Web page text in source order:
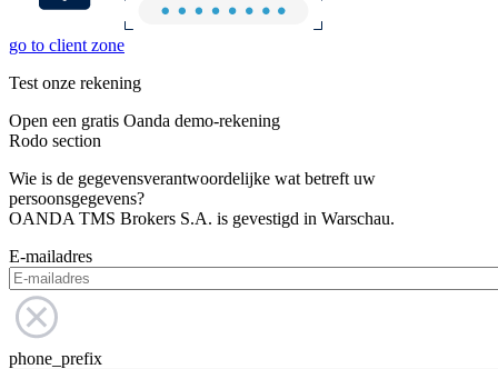
go to client zone
Test onze rekening
Open een gratis Oanda demo-rekening
Rodo section
Wie is de gegevensverantwoordelijke wat betreft uw
persoonsgegevens?
OANDA TMS Brokers S.A. is gevestigd in Warschau.
E-mailadres
phone_prefix